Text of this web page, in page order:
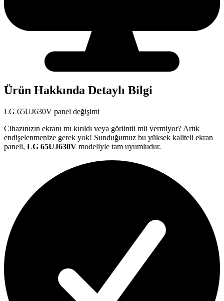
Ürün Hakkında Detaylı Bilgi
LG 65UJ630V panel değişimi
Cihazınızın ekranı mı kırıldı veya görüntü mü vermiyor? Artık
endişelenmenize gerek yok! Sunduğumuz bu yüksek kaliteli ekran
paneli, LG 65UJ630V modeliyle tam uyumludur.